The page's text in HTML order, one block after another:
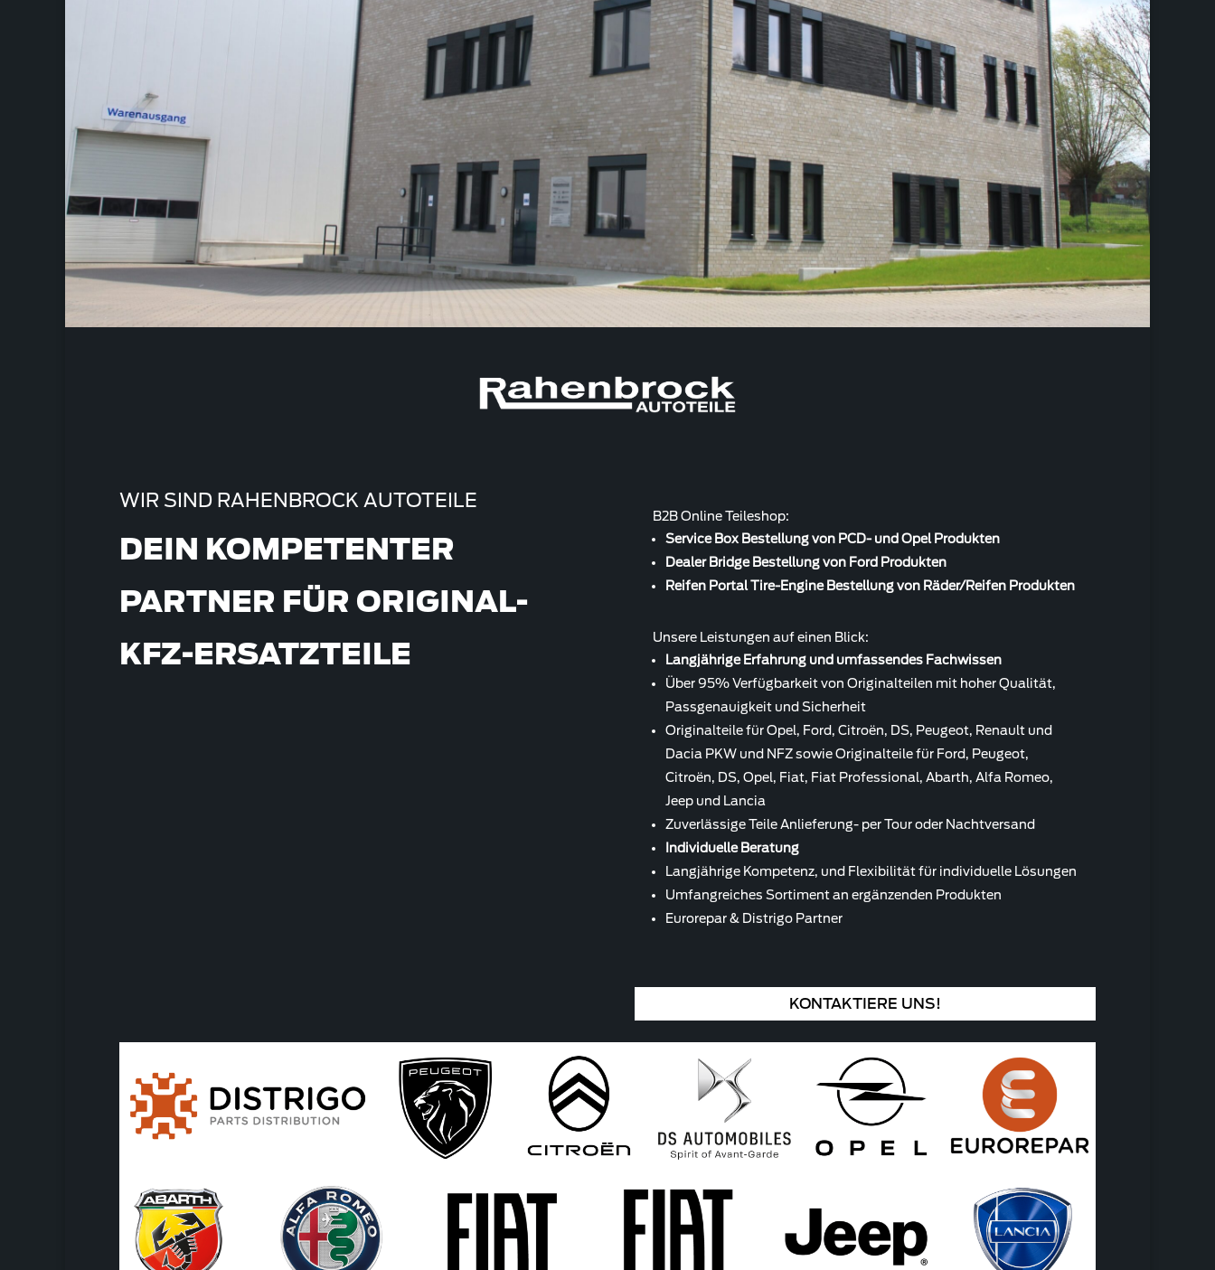
WIR SIND RAHENBROCK AUTOTEILE
DEIN KOMPETENTER
PARTNER FÜR ORIGINAL-
KFZ-ERSATZTEILE
B2B Online Teileshop:
Service Box Bestellung von PCD- und Opel Produkten
Dealer Bridge Bestellung von Ford Produkten
Reifen Portal Tire-Engine Bestellung von Räder/Reifen Produkten
Unsere Leistungen auf einen Blick:
Langjährige Erfahrung und umfassendes Fachwissen
Über 95% Verfügbarkeit von Originalteilen mit hoher Qualität,
Passgenauigkeit und Sicherheit
Originalteile für Opel, Ford, Citroën, DS, Peugeot, Renault und
Dacia PKW und NFZ sowieOriginalteile für Ford, Peugeot,
Citroën, DS, Opel, Fiat, Fiat Professional, Abarth, Alfa Romeo,
Jeep und Lancia
Zuverlässige Teile Anlieferung- per Tour oder Nachtversand
Individuelle Beratung
Langjährige Kompetenz, und Flexibilität für individuelle Lösungen
Umfangreiches Sortiment an ergänzenden Produkten
Eurorepar & Distrigo Partner
KONTAKTIERE UNS!